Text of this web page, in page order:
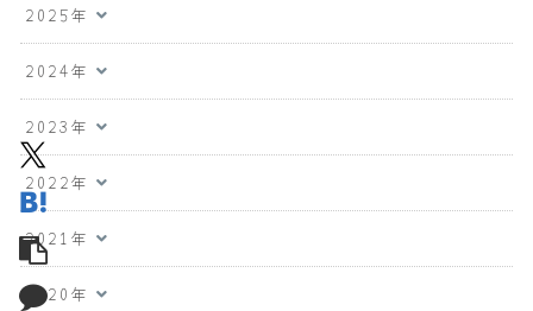
2025年
2024年
2023年
2022年
2021年
2020年